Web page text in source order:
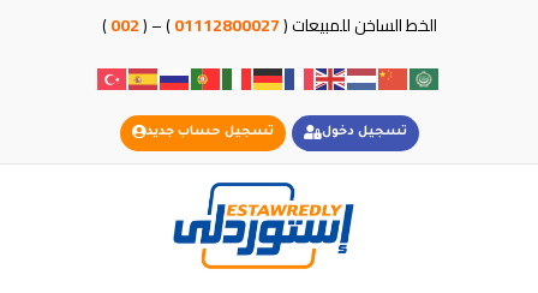
الخط الساخن للمبيعات (01112800027
) – (
002
)
تسجيل دخول تسجيل حساب جديد